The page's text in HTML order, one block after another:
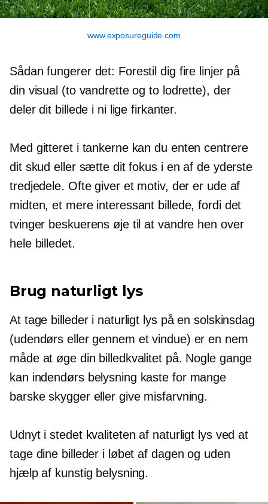
www.exposureguide.com
Sådan fungerer det: Forestil dig fire linjer på
din visual (to vandrette og to lodrette), der
deler dit billede i ni lige firkanter.
Med gitteret i tankerne kan du enten centrere
dit skud eller sætte dit fokus i en af ​​de yderste
tredjedele. Ofte giver et motiv, der er ude af
midten, et mere interessant billede, fordi det
tvinger beskuerens øje til at vandre hen over
hele billedet.
Brug naturligt lys
At tage billeder i naturligt lys på en solskinsdag
(udendørs eller gennem et vindue) er en nem
måde at øge din billedkvalitet på. Nogle gange
kan indendørs belysning kaste for mange
barske skygger eller give misfarvning.
Udnyt i stedet kvaliteten af ​​naturligt lys ved at
tage dine billeder i løbet af dagen og uden
hjælp af kunstig belysning.